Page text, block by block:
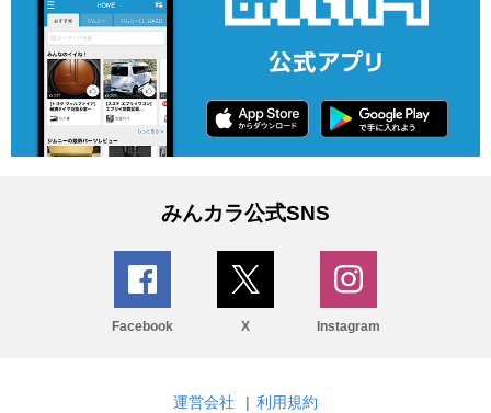
みんカラ公式SNS
Facebook X Instagram
運営会社 | 利用規約